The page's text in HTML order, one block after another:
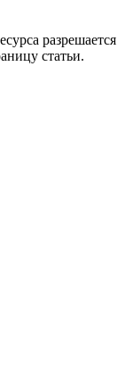
разрешается
статьи.